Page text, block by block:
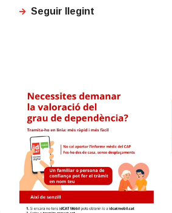
Seguir llegint